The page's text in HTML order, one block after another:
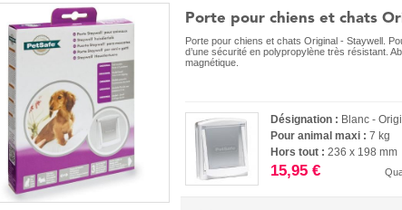
Porte pour chiens et chats
Porte pour chiens et chats Original - Staywell.
d’une sécurité en polypropylène très résistant.
magnétique.
Désignation : Blanc -
Pour animal maxi :7 kg
Hors tout :236 x 198 mm
15,95 €